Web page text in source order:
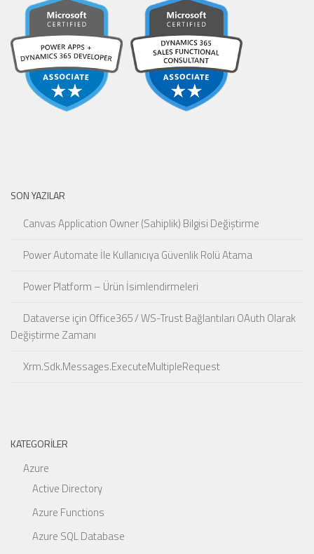
SON YAZILAR
Canvas Application Owner (Sahiplik) Bilgisi Değiştirme
Power Automate İle Kullanıcıya Güvenlik Rolü Atama
Power Platform – Ürün İsimlendirmeleri
Dataverse için Office365 / WS-Trust Bağlantıları OAuth Olarak
Değiştirme Zamanı
Xrm.Sdk.Messages.ExecuteMultipleRequest
KATEGORILER
Azure
Active Directory
Azure Functions
Azure SQL Database